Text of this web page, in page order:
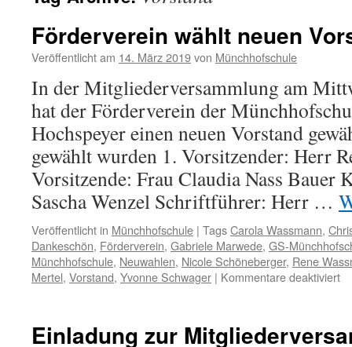
Förderverein wählt neuen
Veröffentlicht am 14. März 2019von Münchhofschule
In der Mitgliederversammlung am
hat der Förderverein der
Hochspeyer einen neuen Vorstand
gewählt wurden 1. Vorsitzender: Herr
Vorsitzende: Frau Claudia Nass Bauer
Sascha Wenzel Schriftführer: Herr …
Veröffentlicht in Münchhofschule | TagsCarola Wassmann,
Dankeschön, Förderverein, Gabriele Marwede, GS-
Münchhofschule, Neuwahlen, Nicole Schöneberger, Rene
Mertel, Vorstand, Yvonne Schwager | Kommentare deaktiviertfür
Einladung zur